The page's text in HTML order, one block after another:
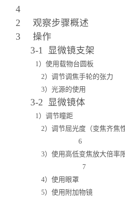
4
2 观察步
3 操作
3-1 显微
1）使用载
2）调节调焦
3）光源
3-2 显微
1）调节
2）调节屈光度（变焦齐焦性
6
3）使用高低变焦放大倍率
7
4）使用
5）使用附